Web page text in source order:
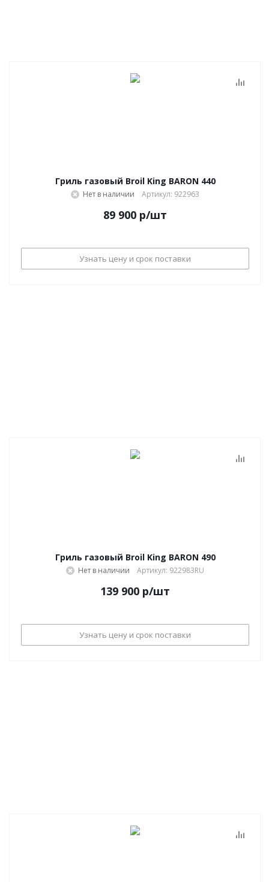
Гриль газовый Broil King BARON 440
Нет в наличии Артикул: 922963
89 900 р/шт
Узнать цену и срок поставки
Гриль газовый Broil King BARON 490
Нет в наличии Артикул: 922983RU
139 900 р/шт
Узнать цену и срок поставки